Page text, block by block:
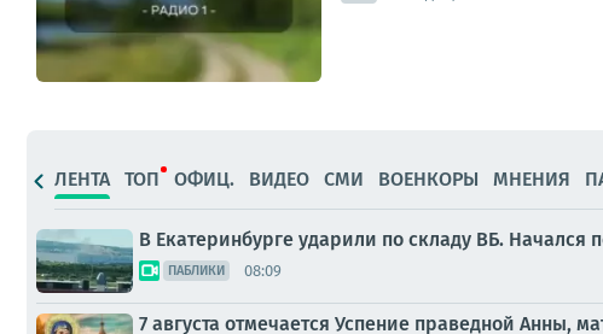
ЛЕНТА ТОП ОФИЦ. ВИДЕО СМИ ВОЕНКОРЫ МНЕНИЯ
В Екатеринбурге ударили по складу ВБ. Начался
ПАБЛИКИ 08:09
7 августа отмечается Успение праведной Анны,